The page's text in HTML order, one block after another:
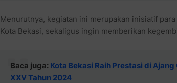
Menurutnya, kegiatan ini merupakan inisiatif
Kota Bekasi, sekaligus ingin memberikan
Baca juga: Kota Bekasi Raih Prestasi di
XXV Tahun 2024